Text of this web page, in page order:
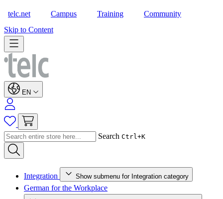
telc.net Campus Training Community
Skip to Content
EN
Search Ctrl+K
Integration Show submenu for Integration category
German for the Workplace